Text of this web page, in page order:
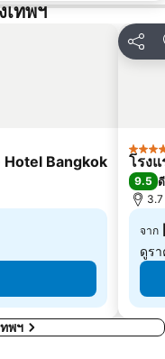
ลวง
อนุสาวรีย์ชัยสมรภูมิ
ทพฯ
Hotel Bangkok
แชร์
5 ดาว
โรง
9.5
จาก
ดูร
พฯ